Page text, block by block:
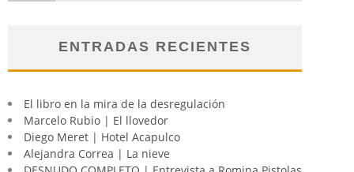
ENTRADAS RECIENTES
El libro en la mira de la desregulación
Marcelo Rubio | El llovedor
Diego Meret | Hotel Acapulco
Alejandra Correa | La nieve